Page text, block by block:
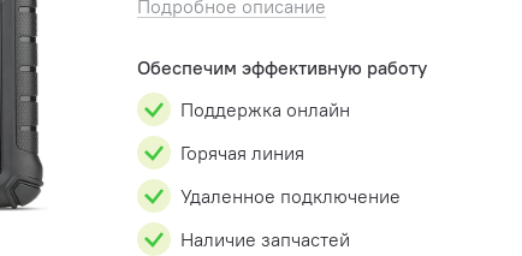
Подробное описание
Обеспечим эффективную работу
Поддержка онлайн
Горячая линия
Удаленное подключение
Наличие запчастей